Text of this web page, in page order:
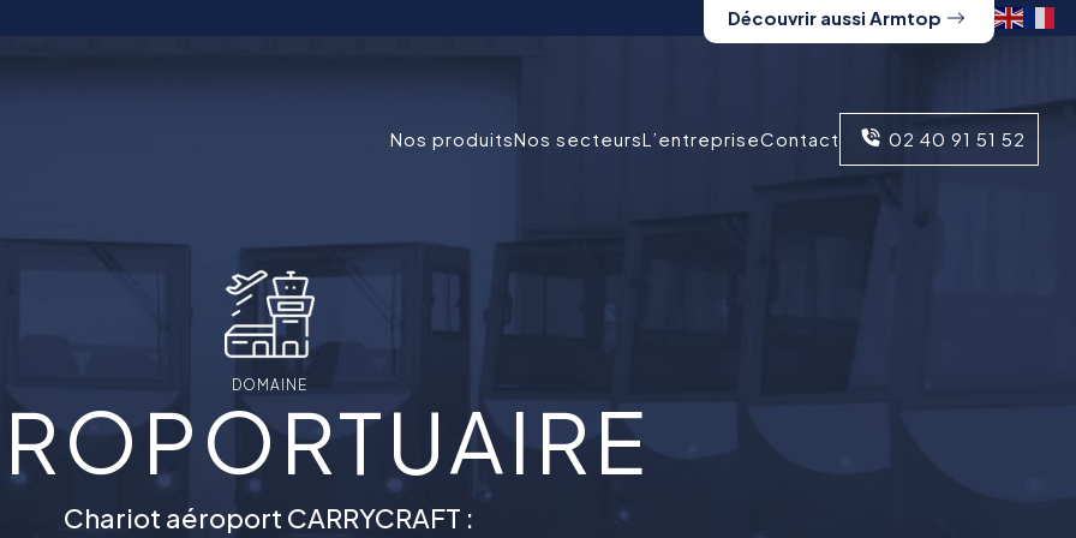
Découvrir aussi Armtop
Nos produitsNos secteursL’entrepriseContact 02 40 91 51 52
DOMAINE
Chariot aéroport CARRYCRAFT :